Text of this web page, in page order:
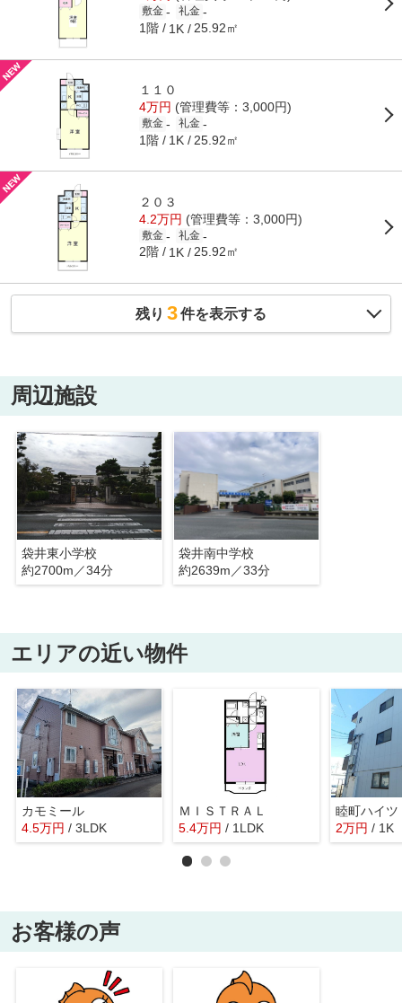
敷金 - 礼金 -
1階 1K 25.92㎡
１１０
4万円 (管理費等：3,000円)
敷金 - 礼金 -
1階 1K 25.92㎡
２０３
4.2万円 (管理費等：3,000円)
敷金 - 礼金 -
2階 1K 25.92㎡
残り 3件を表示する
周辺施設
袋井東小学校
約2700m／34分
袋井南中学校
約2639m／33分
エリアの近い物件
カモミール
4.5万円 / 3LDK
ＭＩＳＴＲＡＬ
5.4万円 / 1LDK
睦町ハイツ
2万円 / 1K
お客様の声